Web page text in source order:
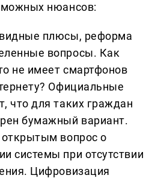
нюансов:
плюсы, реформа
вопросы. Как
не имеет смартфонов
Официальные
что для таких граждан
бумажный вариант.
открытым вопрос о
системы при отсутствии
Цифровизация